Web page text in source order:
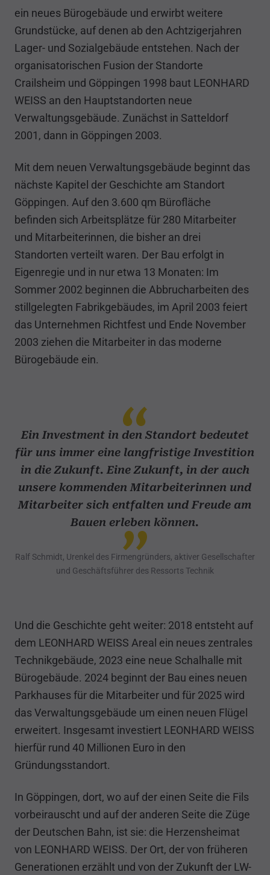
ein neues Bürogebäude und erwirbt weitere
Grundstücke, auf denen ab den Achtzigerjahren
Lager- und Sozialgebäude entstehen. Nach der
organisatorischen Fusion der Standorte
Crailsheim und Göppingen 1998 baut LEONHARD
WEISS an den Hauptstandorten neue
Verwaltungsgebäude. Zunächst in Satteldorf
2001, dann in Göppingen 2003.
Mit dem neuen Verwaltungsgebäude beginnt das
nächste Kapitel der Geschichte am Standort
Göppingen. Auf den 3.600 qm Bürofläche
befinden sich Arbeitsplätze für 280 Mitarbeiter
und Mitarbeiterinnen, die bisher an drei
Standorten verteilt waren. Der Bau erfolgt in
Eigenregie und in nur etwa 13 Monaten: Im
Sommer 2002 beginnen die Abbrucharbeiten des
stillgelegten Fabrikgebäudes, im April 2003 feiert
das Unternehmen Richtfest und Ende November
2003 ziehen die Mitarbeiter in das moderne
Bürogebäude ein.
Ein Investment in den Standort bedeutet
für uns immer eine langfristige Investition
in die Zukunft. Eine Zukunft, in der auch
unsere kommenden Mitarbeiterinnen und
Mitarbeiter sich entfalten und Freude am
Bauen erleben können.
Ralf Schmidt, Urenkel des Firmengründers, aktiver Gesellschafter
und Geschäftsführer des Ressorts Technik
Und die Geschichte geht weiter: 2018 entsteht auf
dem LEONHARD WEISS Areal ein neues zentrales
Technikgebäude, 2023 eine neue Schalhalle mit
Bürogebäude. 2024 beginnt der Bau eines neuen
Parkhauses für die Mitarbeiter und für 2025 wird
das Verwaltungsgebäude um einen neuen Flügel
erweitert. Insgesamt investiert LEONHARD WEISS
hierfür rund 40 Millionen Euro in den
Gründungsstandort.
In Göppingen, dort, wo auf der einen Seite die Fils
vorbeirauscht und auf der anderen Seite die Züge
der Deutschen Bahn, ist sie: die Herzensheimat
von LEONHARD WEISS. Der Ort, der von früheren
Generationen erzählt und von der Zukunft der LW-